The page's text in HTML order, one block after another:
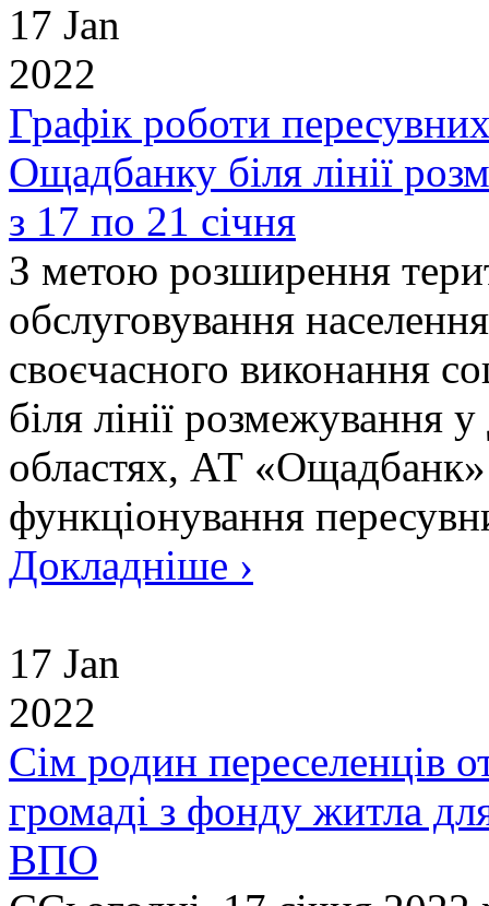
17 Jan
2022
Графік роботи
Ощадбанку біля лінії
з 17 по 21 січня
З метою розширення
обслуговування
своєчасного виконання
біля лінії розмежування
областях, АТ
функціонування
Докладніше ›
17 Jan
2022
Сім родин переселенців
громаді з фонду житла
ВПО